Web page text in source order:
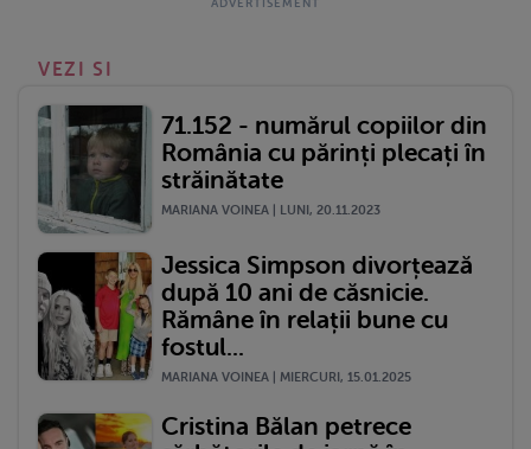
VEZI SI
71.152 - numărul copiilor din
România cu părinți plecați în
străinătate
MARIANA VOINEA | LUNI, 20.11.2023
Jessica Simpson divorțează
după 10 ani de căsnicie.
Rămâne în relații bune cu
fostul...
MARIANA VOINEA | MIERCURI, 15.01.2025
Cristina Bălan petrece